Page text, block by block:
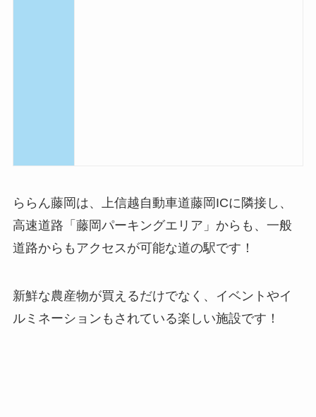
ららん藤岡は、上信越自動車道藤岡ICに隣接し、
高速道路「藤岡パーキングエリア」からも、一般
道路からもアクセスが可能な道の駅です！
新鮮な農産物が買えるだけでなく、イベントやイ
ルミネーションもされている楽しい施設です！